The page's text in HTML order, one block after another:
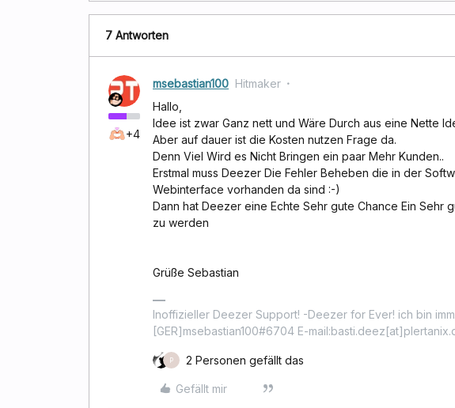
7 Antworten
+4
msebastian100 Hitmaker
Hallo,
Idee ist zwar Ganz nett und Wäre Durch aus eine Nette
Aber auf dauer ist die Kosten nutzen Frage da.
Denn Viel Wird es Nicht Bringen ein paar Mehr Kunden..
Erstmal muss Deezer Die Fehler Beheben die in der
Webinterface vorhanden da sind :-)
Dann hat Deezer eine Echte Sehr gute Chance Ein Sehr
zu werden
Grüße Sebastian
Inoffizieller Deezer Support! -Deezer for Ever! ich bin
[GER]msebastian100#6704 E-
P 2 Personen gefällt das
Gefällt mir